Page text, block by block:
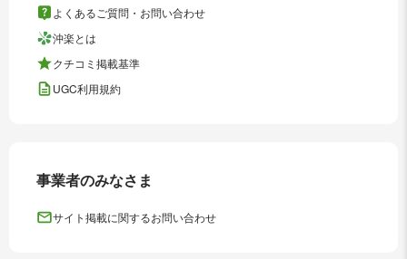
よくあるご質問・お問い合わせ
沖楽とは
クチコミ掲載基準
UGC利用規約
事業者のみなさま
サイト掲載に関するお問い合わせ